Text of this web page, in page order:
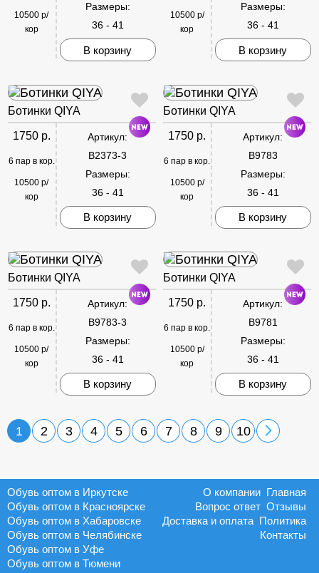
10500 р/
кор
Размеры:
36 - 41
В корзину
10500 р/
кор
Размеры:
36 - 41
В корзину
Ботинки QIYA
1750 р.
6 пар в кор.
10500 р/
кор
Артикул:
B2373-3
Размеры:
36 - 41
В корзину
Ботинки QIYA
1750 р.
6 пар в кор.
10500 р/
кор
Артикул:
B9783
Размеры:
36 - 41
В корзину
Ботинки QIYA
1750 р.
6 пар в кор.
10500 р/
кор
Артикул:
B9783-3
Размеры:
36 - 41
В корзину
Ботинки QIYA
1750 р.
6 пар в кор.
10500 р/
кор
Артикул:
B9781
Размеры:
36 - 41
В корзину
1 2 3 4 5 6 7 8 9 10
Обувь оптом в Иркутске
Обувь оптом в Красноярске
Обувь оптом в Хабаровске
Обувь оптом в Челябинске
Обувь оптом в Уфе
Обувь оптом в Тюмени
Главная
О компании
Отзывы
Вопрос ответ
Политика
Доставка и оплата
Контакты